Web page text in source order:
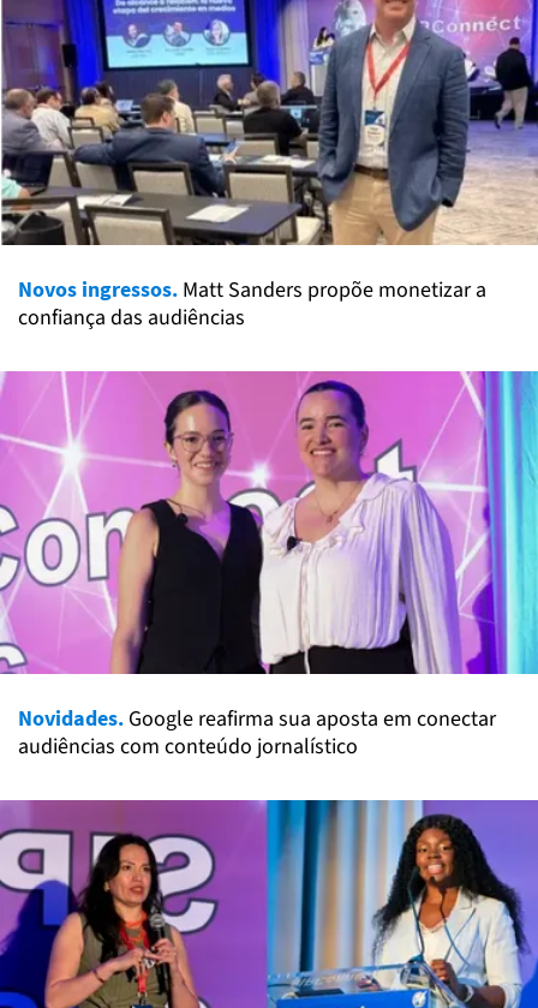
Novos ingressos. Matt Sanders propõe monetizar a
confiança das audiências
Novidades. Google reafirma sua aposta em conectar
audiências com conteúdo jornalístico